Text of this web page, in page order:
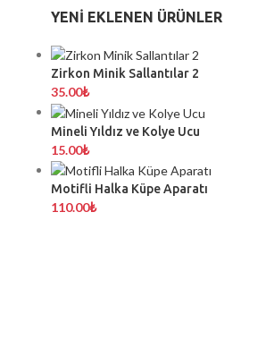
YENI EKLENEN ÜRÜNLER
Zirkon Minik Sallantılar 2
35.00₺
Mineli Yıldız ve Kolye Ucu
15.00₺
Motifli Halka Küpe Aparatı
110.00₺